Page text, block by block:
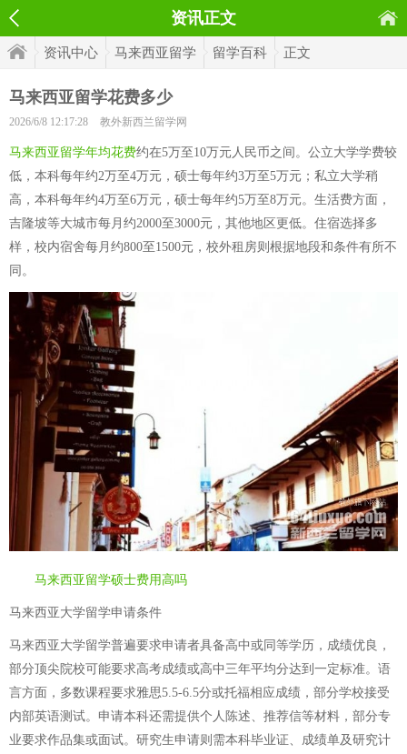
资讯正文
资讯中心 马来西亚留学 留学百科 正文
马来西亚留学花费多少
2026/6/8 12:17:28 教外新西兰留学网
马来西亚留学年均花费约在5万至10万元人民币之间。公立大学学费较
低，本科每年约2万至4万元，硕士每年约3万至5万元；私立大学稍
高，本科每年约4万至6万元，硕士每年约5万至8万元。生活费方面，
吉隆坡等大城市每月约2000至3000元，其他地区更低。住宿选择多
样，校内宿舍每月约800至1500元，校外租房则根据地段和条件有所不
同。
马来西亚留学硕士费用高吗
马来西亚大学留学申请条件
马来西亚大学留学普遍要求申请者具备高中或同等学历，成绩优良，
部分顶尖院校可能要求高考成绩或高中三年平均分达到一定标准。语
言方面，多数课程要求雅思5.5-6.5分或托福相应成绩，部分学校接受
内部英语测试。申请本科还需提供个人陈述、推荐信等材料，部分专
业要求作品集或面试。研究生申请则需本科毕业证、成绩单及研究计